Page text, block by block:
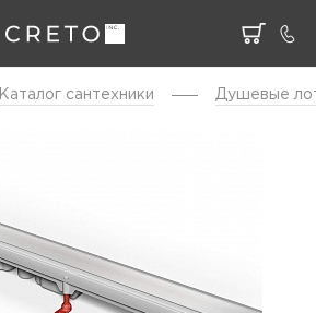
Каталог cантехники Душевые